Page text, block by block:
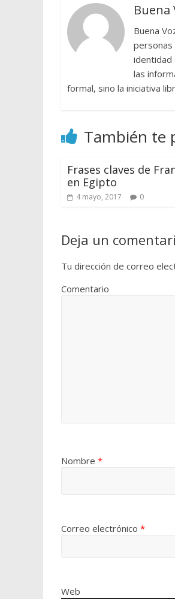
Buena
Buena
personas
identidad
las
formal, sino la iniciativa
También te
Frases claves de
en Egipto
4 mayo, 2017 0
Deja un
Tu dirección de correo
Comentario
Nombre *
Correo electrónico *
Web